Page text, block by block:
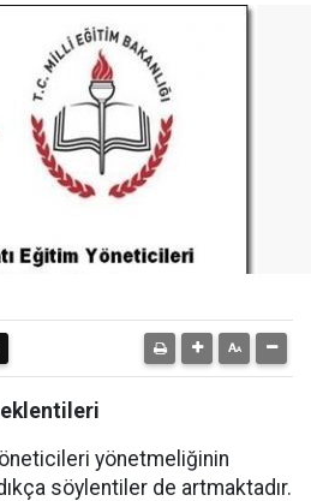
yönetmeliğinin
söylentiler de artmaktadır.